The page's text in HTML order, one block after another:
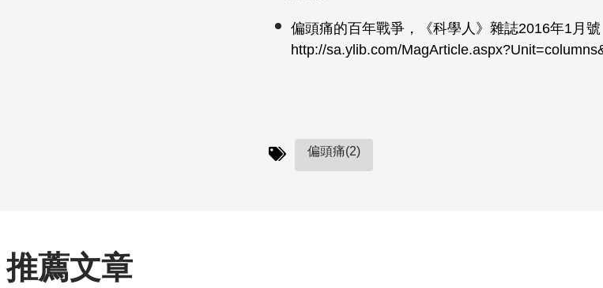
偏頭痛的百年戰爭，《科學人》雜誌2016年1月號
http://sa.ylib.com/
偏頭痛(2)
推薦文章